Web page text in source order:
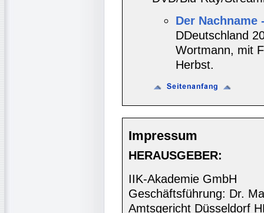
Der
DDeutschland
Wortmann, mit
Herbst.
Impressum
HERAUSGEBER:
IIK-Akademie GmbH
Geschäftsführung: Dr.
Amtsgericht Düsseldorf